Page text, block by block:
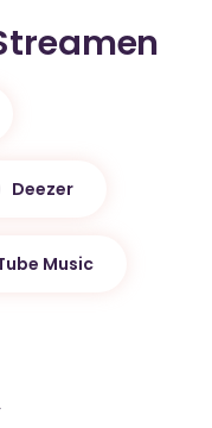
Deezer
Music